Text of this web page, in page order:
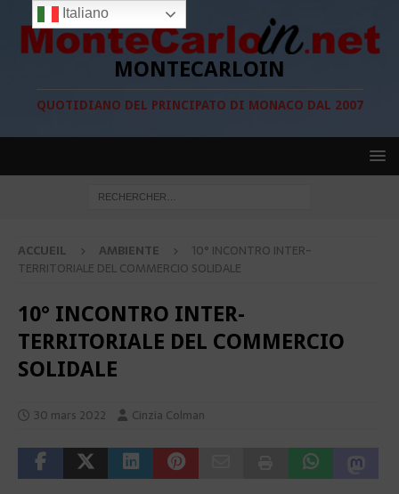
MONTECARLOIN
QUOTIDIANO DEL PRINCIPATO DI MONACO DAL 2007
ACCUEIL AMBIENTE
10° INCONTRO INTER-
TERRITORIALE DEL COMMERCIO SOLIDALE
10° INCONTRO INTER-
TERRITORIALE DEL COMMERCIO
SOLIDALE
30 mars 2022 Cinzia Colman
Italiano